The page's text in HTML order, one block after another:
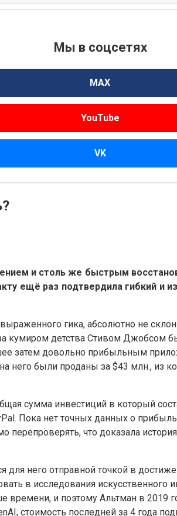
Мы в соцсетях
MAX
YouTube
VK
и столь же быстрым
ещё раз подтвердила гибкий
гика, абсолютно не
кумиром детства Стивом Джобсом
затем довольно прибыльным
него были проданы за $43 млн., из
сумма инвестиций в который
Пока нет точных данных о
перепроверять, что доказала
для него отправной точкой в
в исследования искусственного
и поэтому Альтман в 2019
стоимость последней за 4 года